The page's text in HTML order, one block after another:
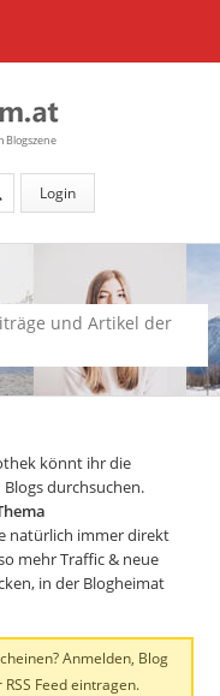
Blogszene
Login
und Artikel der
könnt ihr die
durchsuchen.
natürlich immer direkt
mehr Traffic & neue
in der Blogheimat
Anmelden, Blog
Feed eintragen.